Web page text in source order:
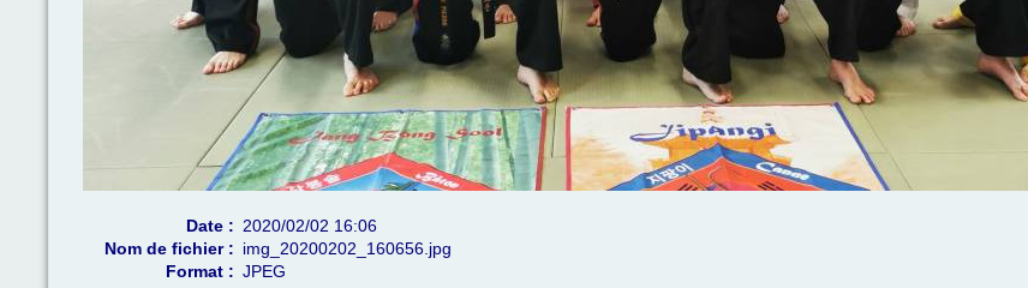
Date : 2020/02/02 16:06
Nom de fichier : img_20200202_160656.jpg
Format : JPEG